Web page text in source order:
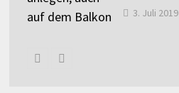
3. Juli 2019